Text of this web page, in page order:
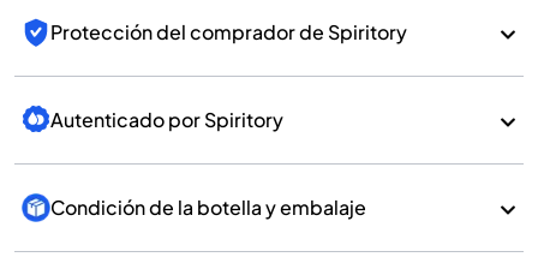
Protección del comprador de Spiritory
Autenticado por Spiritory
Condición de la botella y embalaje